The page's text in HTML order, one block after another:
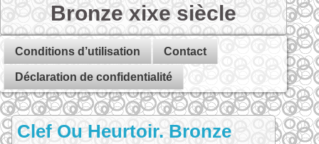
Bronze xixe siècle
Conditions d’utilisation Contact
Déclaration de confidentialité
Clef Ou Heurtoir. Bronze